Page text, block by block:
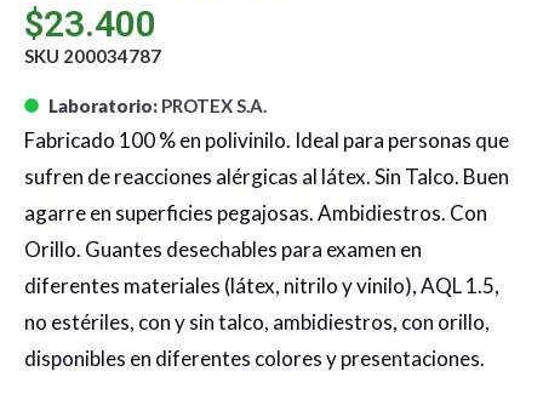
$23.400
SKU 200034787
Laboratorio: PROTEX S.A.
Fabricado 100 % en polivinilo. Ideal para personas que
sufren de reacciones alérgicas al látex. Sin Talco. Buen
agarre en superficies pegajosas. Ambidiestros. Con
Orillo. Guantes desechables para examen en
diferentes materiales (látex, nitrilo y vinilo), AQL 1.5,
no estériles, con y sin talco, ambidiestros, con orillo,
disponibles en diferentes colores y presentaciones.